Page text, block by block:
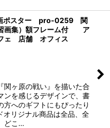
ポスター pro-0259 関
画集）額フレーム付 ア
ェ 店舗 オフィス
関ヶ原の戦い』を描いた合
ンを感じるデザインで、書
方へのギフトにもぴったり
リジナル商品は全品、全
どこ…